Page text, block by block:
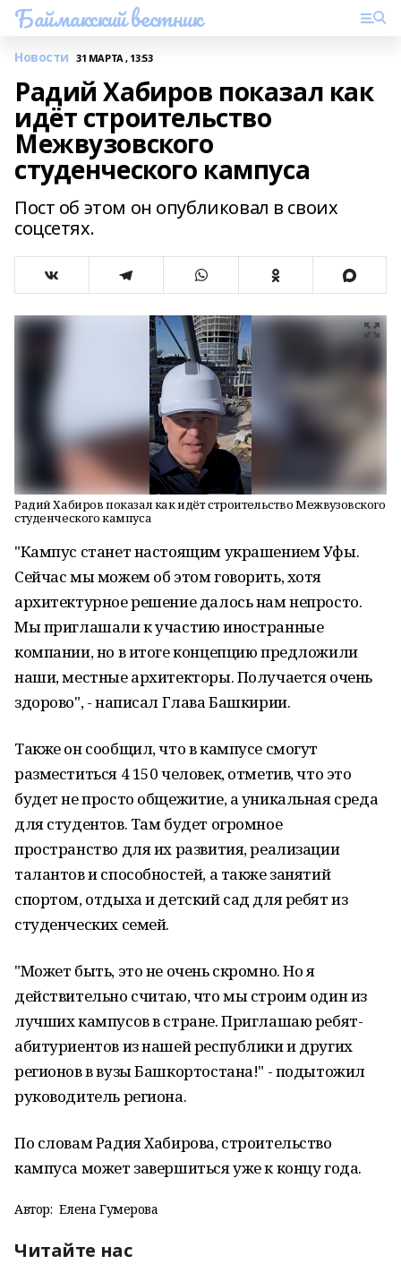
Баймакский вестник
Новости 31 МАРТА , 13:53
Радий Хабиров показал как
идёт строительство
Межвузовского
студенческого кампуса
Пост об этом он опубликовал в своих
соцсетях.
Радий Хабиров показал как идёт строительство Межвузовского
студенческого кампуса
"Кампус станет настоящим украшением Уфы.
Сейчас мы можем об этом говорить, хотя
архитектурное решение далось нам непросто.
Мы приглашали к участию иностранные
компании, но в итоге концепцию предложили
наши, местные архитекторы. Получается очень
здорово", - написал Глава Башкирии.
Также он сообщил, что в кампусе смогут
разместиться 4 150 человек, отметив, что это
будет не просто общежитие, а уникальная среда
для студентов. Там будет огромное
пространство для их развития, реализации
талантов и способностей, а также занятий
спортом, отдыха и детский сад для ребят из
студенческих семей.
"Может быть, это не очень скромно. Но я
действительно считаю, что мы строим один из
лучших кампусов в стране. Приглашаю ребят-
абитуриентов из нашей республики и других
регионов в вузы Башкортостана!" - подытожил
руководитель региона.
По словам Радия Хабирова, строительство
кампуса может завершиться уже к концу года.
Автор: Елена Гумерова
Читайте нас